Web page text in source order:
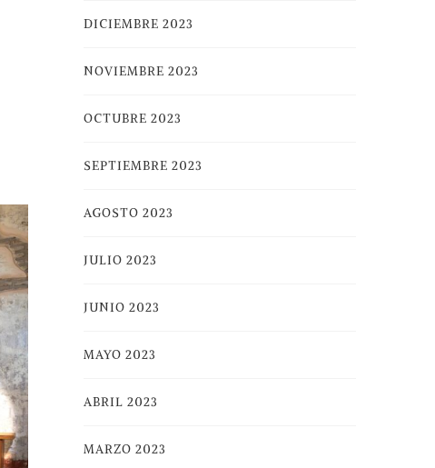
DICIEMBRE 2023
NOVIEMBRE 2023
OCTUBRE 2023
SEPTIEMBRE 2023
AGOSTO 2023
JULIO 2023
JUNIO 2023
MAYO 2023
ABRIL 2023
MARZO 2023